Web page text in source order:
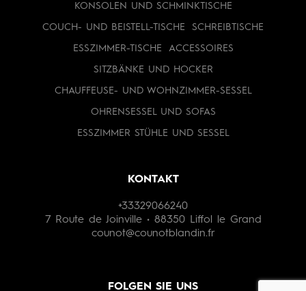
KONSOLEN UND SCHMINKTISCHE
COUCH- UND BEISTELL-TISCHE SCHREIBTISCHE
ESSZIMMER-TISCHE ACCESSOIRES
SITZBÄNKE UND HOCKER
CHAUFFEUSE- UND WOHNZIMMER-SESSEL
OHRENSESSEL UND SOFAS
ESSZIMMER STÜHLE UND SESSEL
KONTAKT
+33329066240
7 Route de Joinville • 88350 Liffol le Grand
counot@counotblandin.fr
FOLGEN SIE UNS